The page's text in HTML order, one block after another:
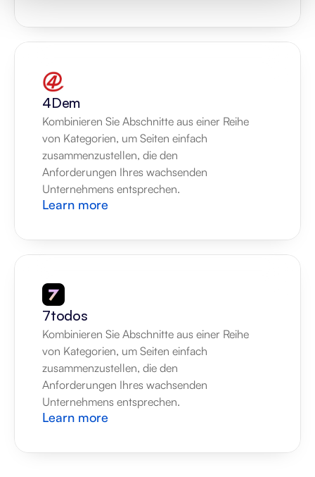
4Dem
Kombinieren Sie Abschnitte aus einer Reihe
von Kategorien, um Seiten einfach
zusammenzustellen, die den
Anforderungen Ihres wachsenden
Unternehmens entsprechen.
Learn more
7todos
Kombinieren Sie Abschnitte aus einer Reihe
von Kategorien, um Seiten einfach
zusammenzustellen, die den
Anforderungen Ihres wachsenden
Unternehmens entsprechen.
Learn more